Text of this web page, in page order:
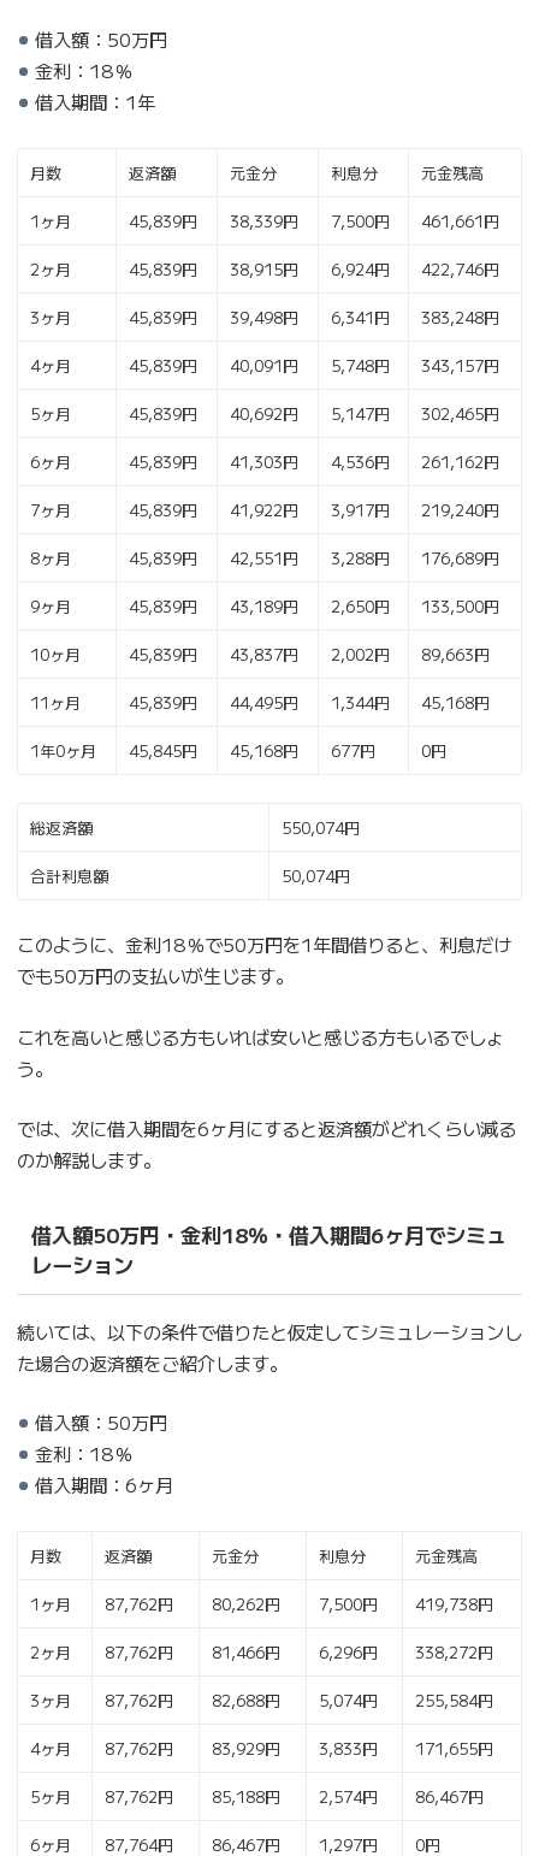
借入額：50万円
金利：18％
借入期間：1年
月数 返済額 元金分 利息分 元金残高
1ヶ月 45,839円 38,339円 7,500円 461,661円
2ヶ月 45,839円 38,915円 6,924円 422,746円
3ヶ月 45,839円 39,498円 6,341円 383,248円
4ヶ月 45,839円 40,091円 5,748円 343,157円
5ヶ月 45,839円 40,692円 5,147円 302,465円
6ヶ月 45,839円 41,303円 4,536円 261,162円
7ヶ月 45,839円 41,922円 3,917円 219,240円
8ヶ月 45,839円 42,551円 3,288円 176,689円
9ヶ月 45,839円 43,189円 2,650円 133,500円
10ヶ月 45,839円 43,837円 2,002円 89,663円
11ヶ月 45,839円 44,495円 1,344円 45,168円
1年0ヶ月 45,845円 45,168円 677円 0円
総返済額 550,074円
合計利息額 50,074円
このように、金利18％で50万円を1年間借りると、利息だけ
でも50万円の支払いが生じます。
これを高いと感じる方もいれば安いと感じる方もいるでしょ
う。
では、次に借入期間を6ヶ月にすると返済額がどれくらい減る
のか解説します。
借入額50万円・金利18％・借入期間6ヶ月でシミュ
レーション
続いては、以下の条件で借りたと仮定してシミュレーションし
た場合の返済額をご紹介します。
借入額：50万円
金利：18％
借入期間：6ヶ月
月数 返済額 元金分 利息分 元金残高
1ヶ月 87,762円 80,262円 7,500円 419,738円
2ヶ月 87,762円 81,466円 6,296円 338,272円
3ヶ月 87,762円 82,688円 5,074円 255,584円
4ヶ月 87,762円 83,929円 3,833円 171,655円
5ヶ月 87,762円 85,188円 2,574円 86,467円
6ヶ月 87,764円 86,467円 1,297円 0円